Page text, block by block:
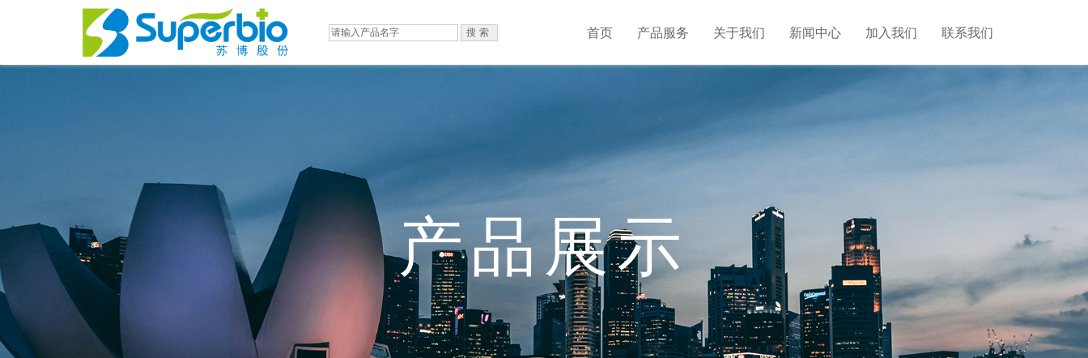
首页 产品服务 关于我们 新闻中心 加入我们 联系我们
产品展示